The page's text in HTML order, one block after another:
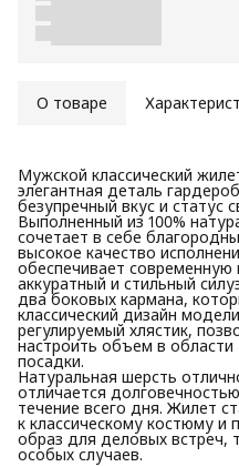
О товаре
Мужской классический
элегантная деталь
безупречный вкус и статус
Выполненный из 100%
сочетает в себе
высокое качество
обеспечивает современную
аккуратный и стильный
два боковых кармана,
классический дизайн
регулируемый хлястик,
настроить объем в
посадки.
Натуральная шерсть
отличается
течение всего дня. Жилет
к классическому костюму и
образ для деловых встреч,
особых случаев.